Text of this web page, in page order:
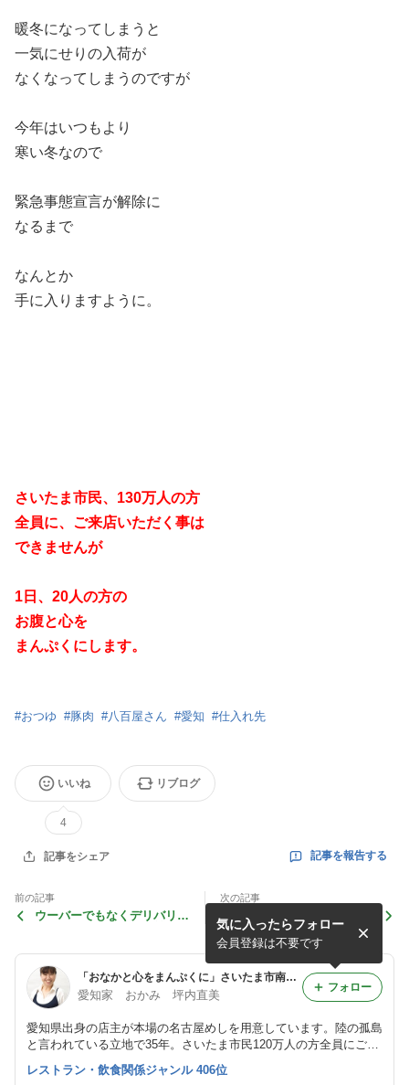
暖冬になってしまうと
一気にせりの入荷が
なくなってしまうのですが
今年はいつもより
寒い冬なので
緊急事態宣言が解除に
なるまで
なんとか
手に入りますように。
さいたま市民、130万人の方
全員に、 ご来店いただく事は
できませんが
1日、20人の方の
お腹と心を
まんぷくにします。
#おつゆ #豚肉 #八百屋さん #愛知 #仕入れ先
いいね
4
リブログ
記事をシェア 記事を報告する
前の記事
ウーバーでもなくデリバリー
次の記事
有効期間は東京オリンピック
終了まで
「おなかと心をまんぷくに」さいたま市南区で、みそ煮込み手羽先などの名古屋めしをご用意している愛知家のおかみブログ
愛知家 おかみ 坪内直美
愛知県出身の店主が本場の名古屋めしを用意しています。陸の孤島
と言われている立地で35年。さいたま市民120万人の方全員にご来
ぷくにします。
気に入ったらフォロー
会員登録は不要です
フォロー
レストラン・飲食関係ジャンル 406位